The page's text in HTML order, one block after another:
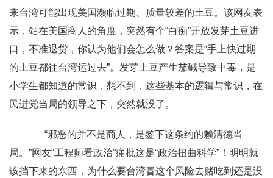
来台湾可能出现美国濒临过期、质量较差的土豆。该网友表
示，站在美国商人的角度，突然有个“白痴”开放发芽土豆进
口，不准退货，你认为他们会怎么做？答案是“手上快过期
的土豆都往台湾运过去”。发芽土豆产生茄碱导致中毒，是
小学生都知道的常识，想不到，这些基本的逻辑与常识，在
民进党当局的领导之下，突然就没了。
“邪恶的并不是商人，是签下这条约的赖清德当
局。”网友“工程师看政治”痛批这是“政治扭曲科学”！明明就
该挡下来的东西，为什么要台湾冒这个风险去赌吃到还是没